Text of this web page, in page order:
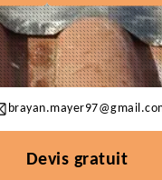
Devis gratuit